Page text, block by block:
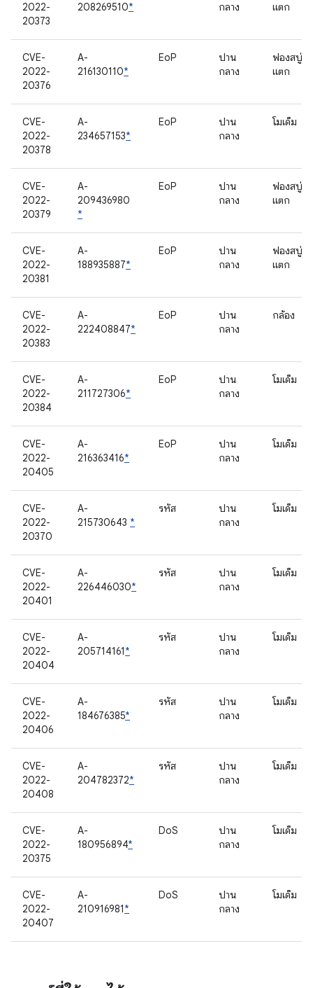
2022-
20373
208269510*
กลาง
แตก
CVE-
2022-
20376
A-
216130110*
EoP
ปาน
กลาง
ฟองสบู่
แตก
CVE-
2022-
20378
A-
234657153*
EoP
ปาน
กลาง
โมเด็ม
CVE-
2022-
20379
A-
209436980
*
EoP
ปาน
กลาง
ฟองสบู่
แตก
CVE-
2022-
20381
A-
188935887*
EoP
ปาน
กลาง
ฟองสบู่
แตก
CVE-
2022-
20383
A-
222408847*
EoP
ปาน
กลาง
กล้อง
CVE-
2022-
20384
A-
211727306*
EoP
ปาน
กลาง
โมเด็ม
CVE-
2022-
20405
A-
216363416*
EoP
ปาน
กลาง
โมเด็ม
CVE-
2022-
20370
A-
215730643 *
รหัส
ปาน
กลาง
โมเด็ม
CVE-
2022-
20401
A-
226446030*
รหัส
ปาน
กลาง
โมเด็ม
CVE-
2022-
20404
A-
205714161*
รหัส
ปาน
กลาง
โมเด็ม
CVE-
2022-
20406
A-
184676385*
รหัส
ปาน
กลาง
โมเด็ม
CVE-
2022-
20408
A-
204782372*
รหัส
ปาน
กลาง
โมเด็ม
CVE-
2022-
20375
A-
180956894*
DoS
ปาน
กลาง
โมเด็ม
CVE-
2022-
20407
A-
210916981*
DoS
ปาน
กลาง
โมเด็ม